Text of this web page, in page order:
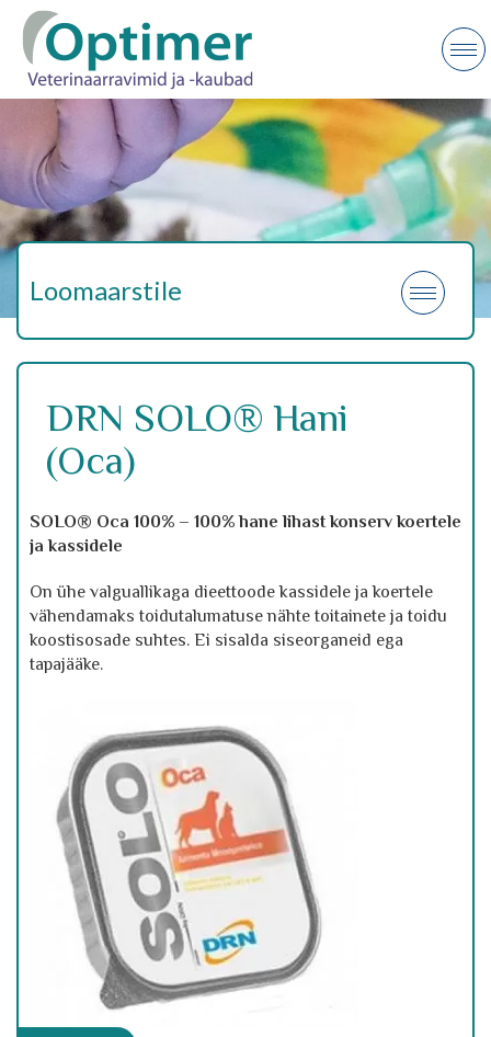
Loomaarstile
DRN SOLO® Hani
(Oca)
SOLO® Oca 100% – 100% hane lihast konserv koertele
ja kassidele
On ühe valguallikaga dieettoode kassidele ja koertele
vähendamaks toidutalumatuse nähte toitainete ja toidu
koostisosade suhtes. Ei sisalda siseorganeid ega
tapajääke.